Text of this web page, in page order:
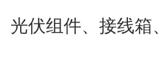
光伏组件、接线箱